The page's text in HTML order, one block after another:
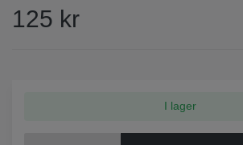
125 kr
I lager